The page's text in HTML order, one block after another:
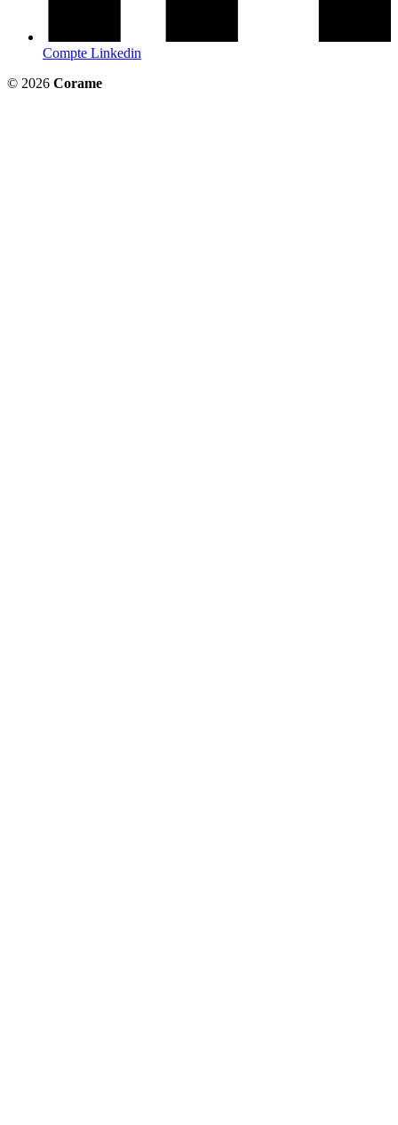
Compte Linkedin
© 2026 Corame